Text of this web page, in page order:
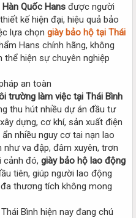
Quốc Hans được người
kế hiện đại, hiệu quả bảo
lựa chọn giày bảo hộ tại Thái
Hans chính hãng, không
hiện sự chuyên nghiệp
trường làm việc tại Thái Bình
thu hút nhiều dự án đầu tư
dựng, cơ khí, sản xuất điện
nhiều nguy cơ tai nạn lao
va đập, đâm xuyên, trơn
cảnh đó, giày bảo hộ lao động
tiên, giúp người lao động
thương tích không mong
Bình hiện nay đang chú